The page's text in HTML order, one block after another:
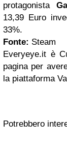
protagonista
13,39 Euro
33%.
Fonte: Steam
Everyeye.it è
pagina per
la piattaforma
Potrebbero